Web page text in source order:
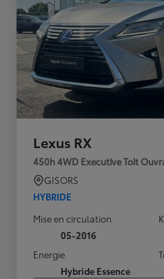
Lexus RX
450h 4WD Executive Toit
GISORS
HYBRIDE
Mise en circulation
05-2016
Energie
Hybride Essence